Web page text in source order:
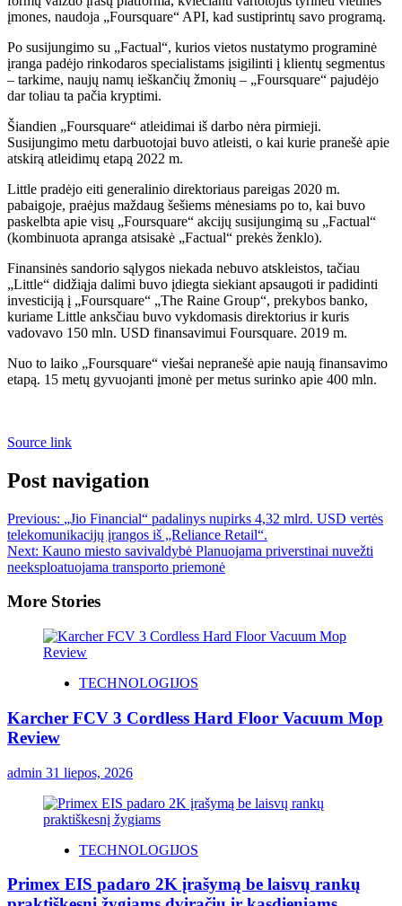
įmones, naudoja „Foursquare“ API, kad sustiprintų savo programą.
Po susijungimo su „Factual“, kurios vietos nustatymo programinė
įranga padėjo rinkodaros specialistams įsigilinti į klientų segmentus
– tarkime, naujų namų ieškančių žmonių – „Foursquare“ pajudėjo
dar toliau ta pačia kryptimi.
Šiandien „Foursquare“ atleidimai iš darbo nėra pirmieji.
Susijungimo metu darbuotojai buvo atleisti, o kai kurie pranešė apie
atskirą atleidimų etapą 2022 m.
Little pradėjo eiti generalinio direktoriaus pareigas 2020 m.
pabaigoje, praėjus maždaug šešiems mėnesiams po to, kai buvo
paskelbta apie visų „Foursquare“ akcijų susijungimą su „Factual“
(kombinuota apranga atsisakė „Factual“ prekės ženklo).
Finansinės sandorio sąlygos niekada nebuvo atskleistos, tačiau
„Little“ didžiąja dalimi buvo įdiegta siekiant apsaugoti ir padidinti
investiciją į „Foursquare“ „The Raine Group“, prekybos banko,
kuriame Little anksčiau buvo vykdomasis direktorius ir kuris
vadovavo 150 mln. USD finansavimui Foursquare. 2019 m.
Nuo to laiko „Foursquare“ viešai nepranešė apie naują finansavimo
etapą. 15 metų gyvuojanti įmonė per metus surinko apie 400 mln.
Source link
Post navigation
Previous: „Jio Financial“ padalinys nupirks 4,32 mlrd. USD vertės
telekomunikacijų įrangos iš „Reliance Retail“.
Next: Kauno miesto savivaldybė Planuojama priverstinai nuvežti
neeksploatuojama transporto priemonė
More Stories
TECHNOLOGIJOS
Karcher FCV 3 Cordless Hard Floor Vacuum Mop
Review
admin 31 liepos, 2026
TECHNOLOGIJOS
Primex EIS padaro 2K įrašymą be laisvų rankų